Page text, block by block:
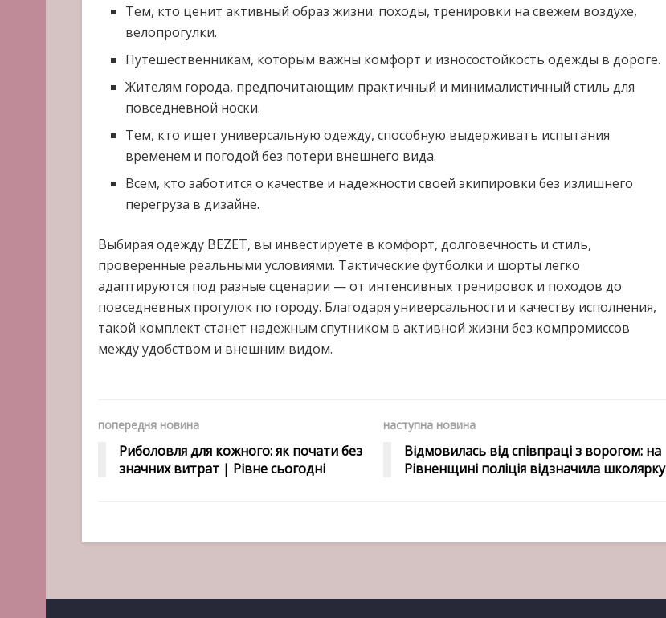
Тем, кто ценит активный образ жизни: походы, тренировки на свежем воздухе,
велопрогулки.
Путешественникам, которым важны комфорт и износостойкость одежды в дороге.
Жителям города, предпочитающим практичный и минималистичный стиль для
повседневной носки.
Тем, кто ищет универсальную одежду, способную выдерживать испытания
временем и погодой без потери внешнего вида.
Всем, кто заботится о качестве и надежности своей экипировки без излишнего
перегруза в дизайне.
Выбирая одежду BEZET, вы инвестируете в комфорт, долговечность и стиль,
проверенные реальными условиями. Тактические футболки и шорты легко
адаптируются под разные сценарии — от интенсивных тренировок и походов до
повседневных прогулок по городу. Благодаря универсальности и качеству исполнения,
такой комплект станет надежным спутником в активной жизни без компромиссов
между удобством и внешним видом.
попередня новина
Риболовля для кожного: як почати без
значних витрат | Рівне сьогодні
наступна новина
Відмовилась від співпраці з ворогом: на
Рівненщині поліція відзначила школярку